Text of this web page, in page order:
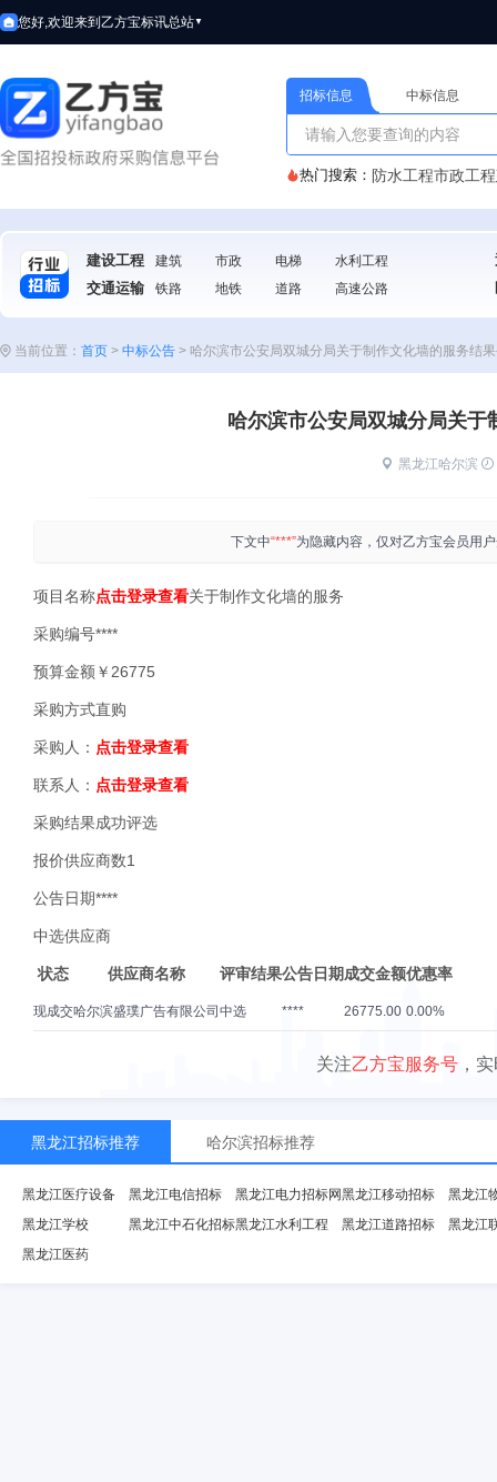
您好,欢迎来到乙方宝标讯总站▼
招标信息 中标信息
热门搜索： 防水工程市政工程
建设工程 建筑 市政 电梯 水利工程
交通运输 铁路 地铁 道路 高速公路
当前位置： 首页 > 中标公告 > 哈尔滨市公安局双城分局关于制作文化墙的服务结
哈尔滨市公安局双城分局关于
黑龙江哈尔滨
下文中“***”为隐藏内容，仅对乙方宝会员用
项目名称点击登录查看关于制作文化墙的服务
采购编号****
预算金额￥26775
采购方式直购
采购人： 点击登录查看
联系人： 点击登录查看
采购结果成功评选
报价供应商数1
公告日期****
中选供应商
状态 供应商名称 评审结果公告日期成交金额优惠率
现成交哈尔滨盛璞广告有限公司中选 **** 26775.00 0.00%
关注乙方宝服务号 ，
黑龙江招标推荐 哈尔滨招标推荐
黑龙江医疗设备 黑龙江电信招标 黑龙江电力招标网黑龙江移动招标
黑龙江
黑龙江学校
黑龙江中石化招标黑龙江水利工程 黑龙江道路招标
黑龙江
黑龙江医药